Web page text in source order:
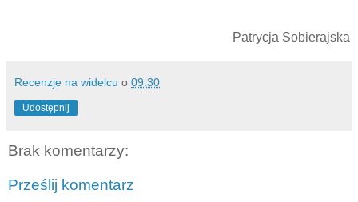
Patrycja Sobierajska
Recenzje na widelcu o 09:30
Udostępnij
Brak komentarzy:
Prześlij komentarz